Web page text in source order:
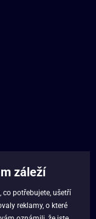
záleží
potřebujete, ušetří
reklamy, o které